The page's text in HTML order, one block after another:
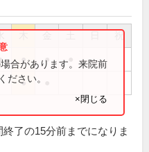
祝
● ●
●
合があります。来院前
ださい。
×閉じる
了の15分前までになりま